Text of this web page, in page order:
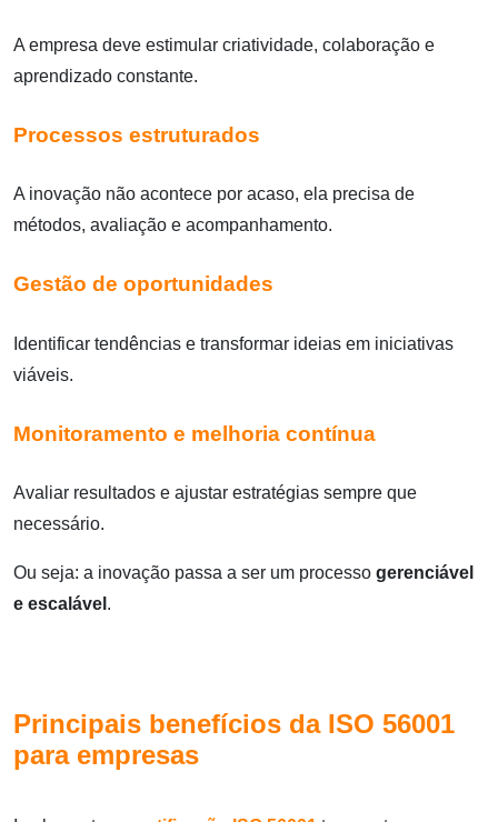
A empresa deve estimular criatividade, colaboração e
aprendizado constante.
Processos estruturados
A inovação não acontece por acaso, ela precisa de
métodos, avaliação e acompanhamento.
Gestão de oportunidades
Identificar tendências e transformar ideias em iniciativas
viáveis.
Monitoramento e melhoria contínua
Avaliar resultados e ajustar estratégias sempre que
necessário.
Ou seja: a inovação passa a ser um processo gerenciável
e escalável .
Principais benefícios da ISO 56001
para empresas